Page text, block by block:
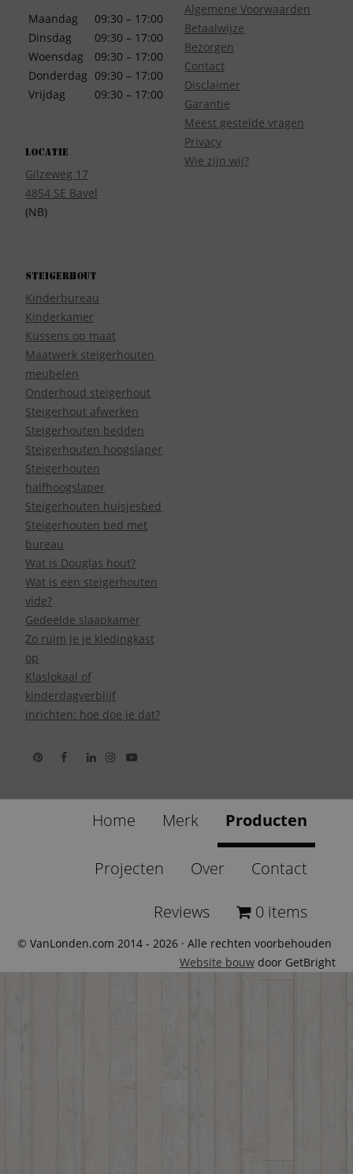
Maandag
Dinsdag
Woensdag
Donderdag
Vrijdag
09:30 – 17:00
09:30 – 17:00
09:30 – 17:00
09:30 – 17:00
09:30 – 17:00
Locatie
Gilzeweg 17
4854 SE Bavel
(NB)
Algemene Voorwaarden
Betaalwijze
Bezorgen
Contact
Disclaimer
Garantie
Meest gestelde vragen
Privacy
Wie zijn wij?
Steigerhout
Kinderbureau
Kinderkamer
Kussens op maat
Maatwerk steigerhouten
meubelen
Onderhoud steigerhout
Steigerhout afwerken
Steigerhouten bedden
Steigerhouten hoogslaper
Steigerhouten
halfhoogslaper
Steigerhouten huisjesbed
Steigerhouten bed met
bureau
Wat is Douglas hout?
Wat is een steigerhouten
vide?
Gedeelde slaapkamer
Zo ruim je je kledingkast
op
Klaslokaal of
kinderdagverblijf
inrichten: hoe doe je dat?
Home Merk Producten
Projecten Over Contact
Reviews 0 items
© VanLonden.com 2014 - 2026 · Alle rechten voorbehouden
Website bouwdoor GetBright